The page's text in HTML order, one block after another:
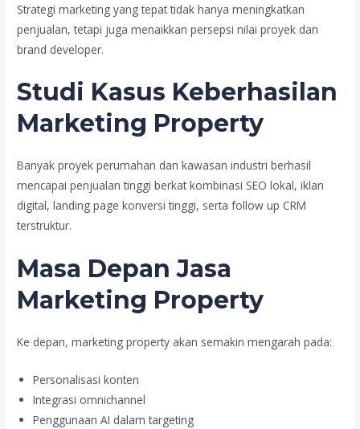
Strategi marketing yang tepat tidak hanya meningkatkan
penjualan, tetapi juga menaikkan persepsi nilai proyek dan
brand developer.
Studi Kasus Keberhasilan
Marketing Property
Banyak proyek perumahan dan kawasan industri berhasil
mencapai penjualan tinggi berkat kombinasi SEO lokal, iklan
digital, landing page konversi tinggi, serta follow up CRM
terstruktur.
Masa Depan Jasa
Marketing Property
Ke depan, marketing property akan semakin mengarah pada:
Personalisasi konten
Integrasi omnichannel
Penggunaan AI dalam targeting